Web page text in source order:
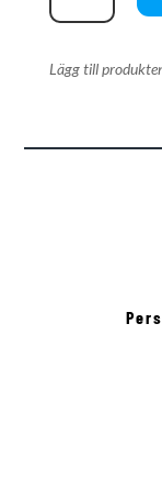
mängd
Lägg till